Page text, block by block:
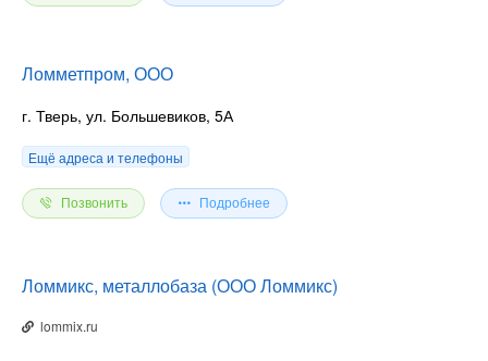
Ломметпром, ООО
г. Тверь, ул. Большевиков, 5А
Ещё адреса и телефоны
Позвонить Подробнее
Ломмикс, металлобаза (ООО Ломмикс)
lommix.ru